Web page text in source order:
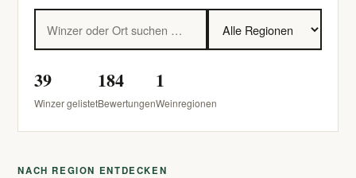
39
Winzer gelistet
184
Bewertungen
1
Weinregionen
NACH REGION ENTDECKEN